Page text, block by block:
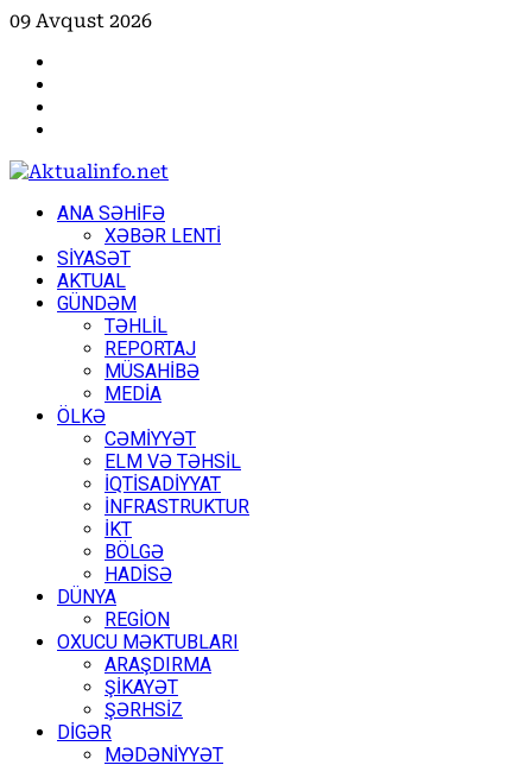
Skip
content
09 Avqust 2026
PrimaryANA SƏHİFƏ
XƏBƏR LENTİ
SİYASƏT
AKTUAL
GÜNDƏM
TƏHLİL
REPORTAJ
MÜSAHİBƏ
MEDİA
ÖLKƏ
CƏMİYYƏT
ELM VƏ TƏHSİL
İQTİSADİYYAT
İNFRASTRUKTUR
İKT
BÖLGƏ
HADİSƏ
DÜNYA
REGİON
OXUCU MƏKTUBLARI
ARAŞDIRMA
ŞİKAYƏT
ŞƏRHSİZ
DİGƏR
MƏDƏNİYYƏT